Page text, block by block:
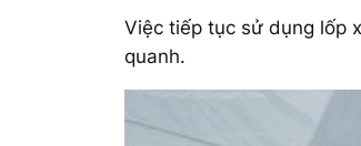
Việc tiếp tục sử dụng lốp
quanh.